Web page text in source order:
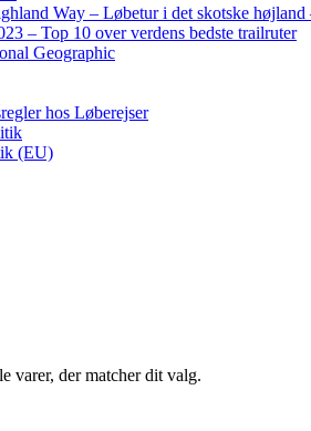
Way – Løbetur i det skotske højland
– Top 10 over verdens bedste trailruter
Geographic
hos Løberejser
(EU)
varer, der matcher dit valg.